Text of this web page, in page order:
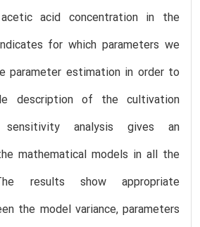
acid concentration in the
for which parameters we
parameter estimation in order to
description of the cultivation
sensitivity analysis gives an
mathematical models in all the
results show appropriate
the model variance, parameters